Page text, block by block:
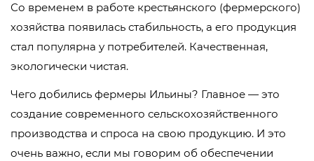
Со временем в работе крестьянского (фермерского)
хозяйства появилась стабильность, а его продукция
стал популярна у потребителей. Качественная,
экологически чистая.
Чего добились фермеры Ильины? Главное — это
создание современного сельскохозяйственного
производства и спроса на свою продукцию. И это
очень важно, если мы говорим об обеспечении